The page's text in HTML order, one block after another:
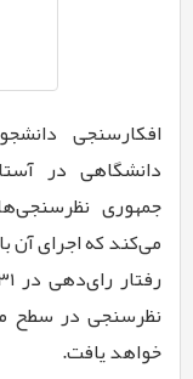
افکارسنجی
دانشگاهی در
جمهوری
می‌کند که اجرای آن
نظرسنجی در سطح
خواهد یافت.